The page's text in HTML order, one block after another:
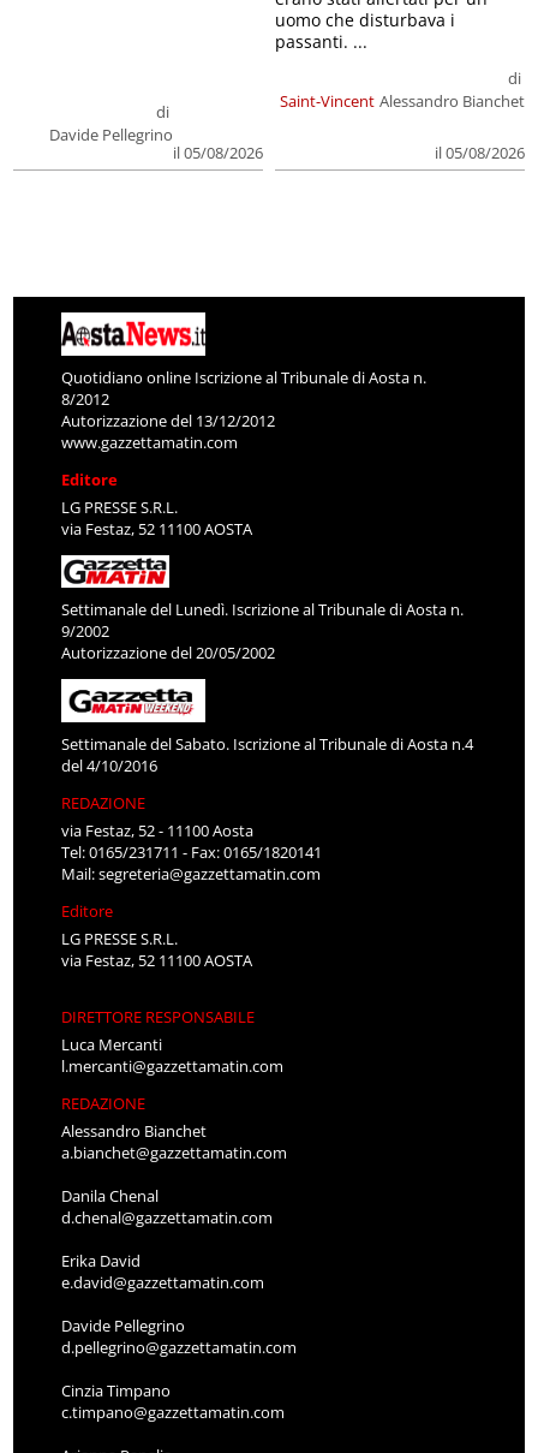
di
Davide Pellegrino
il 05/08/2026
Saint-Vincent
di
Alessandro Bianchet
il 05/08/2026
uomo che disturbava i
passanti. ...
Quotidiano online Iscrizione al Tribunale di Aosta n.
8/2012
Autorizzazione del 13/12/2012
www.gazzettamatin.com
Editore
LG PRESSE S.R.L.
via Festaz, 52 11100 AOSTA
Settimanale del Lunedì. Iscrizione al Tribunale di Aosta n.
9/2002
Autorizzazione del 20/05/2002
Settimanale del Sabato. Iscrizione al Tribunale di Aosta n.4
del 4/10/2016
REDAZIONE
via Festaz, 52 - 11100 Aosta
Tel: 0165/231711 - Fax: 0165/1820141
Mail:segreteria@gazzettamatin.com
Editore
LG PRESSE S.R.L.
via Festaz, 52 11100 AOSTA
DIRETTORE RESPONSABILE
Luca Mercanti
l.mercanti@gazzettamatin.com
REDAZIONE
Alessandro Bianchet
a.bianchet@gazzettamatin.com
Danila Chenal
d.chenal@gazzettamatin.com
Erika David
e.david@gazzettamatin.com
Davide Pellegrino
d.pellegrino@gazzettamatin.com
Cinzia Timpano
c.timpano@gazzettamatin.com